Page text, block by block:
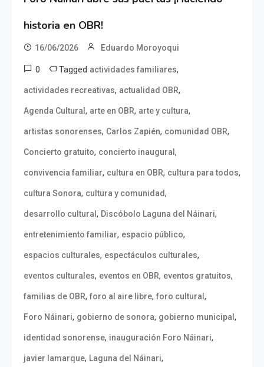
historia en OBR!
16/06/2026 Eduardo Moroyoqui
0 Tagged actividades familiares,
actividades recreativas, actualidad OBR,
Agenda Cultural , arte en OBR, arte y cultura,
artistas sonorenses, Carlos Zapién, comunidad OBR,
Concierto gratuito, concierto inaugural ,
convivencia familiar, cultura en OBR, cultura para todos,
cultura Sonora, cultura y comunidad,
desarrollo cultural , Discóbolo Laguna del Náinari,
entretenimiento familiar, espacio público,
espacios culturales, espectáculos culturales,
eventos culturales, eventos en OBR, eventos gratuitos,
familias de OBR, foro al aire libre, foro cultural ,
Foro Náinari, gobierno de sonora, gobierno municipal ,
identidad sonorense, inauguración Foro Náinari,
javier lamarque, Laguna del Náinari,